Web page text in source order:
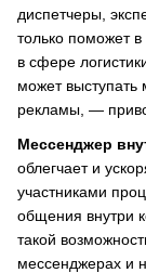
диспетчеры,
только поможет в
в сфере
может выступать
рекламы, —
Мессенджер
облегчает и
участниками
общения внутри
такой
мессенджерах и